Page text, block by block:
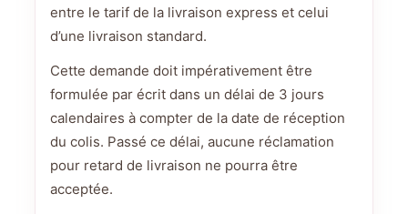
entre le tarif de la livraison express et celui
d’une livraison standard.
Cette demande doit impérativement être
formulée par écrit dans un délai de 3 jours
calendaires à compter de la date de réception
du colis. Passé ce délai, aucune réclamation
pour retard de livraison ne pourra être
acceptée.